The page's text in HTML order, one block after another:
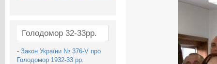
Голодомор 32-33рр.
- Закон України № 376-V про
Голодомор 1932-33 рр.